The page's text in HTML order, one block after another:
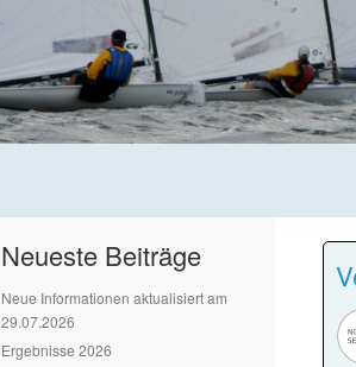
Neueste Beiträge
Neue Informationen aktualisiert am
29.07.2026
Ergebnisse 2026